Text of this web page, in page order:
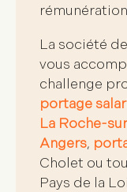
rémunération
La société
vous
challenge
portage
La Roche-
Angers,
Cholet ou
Pays de la